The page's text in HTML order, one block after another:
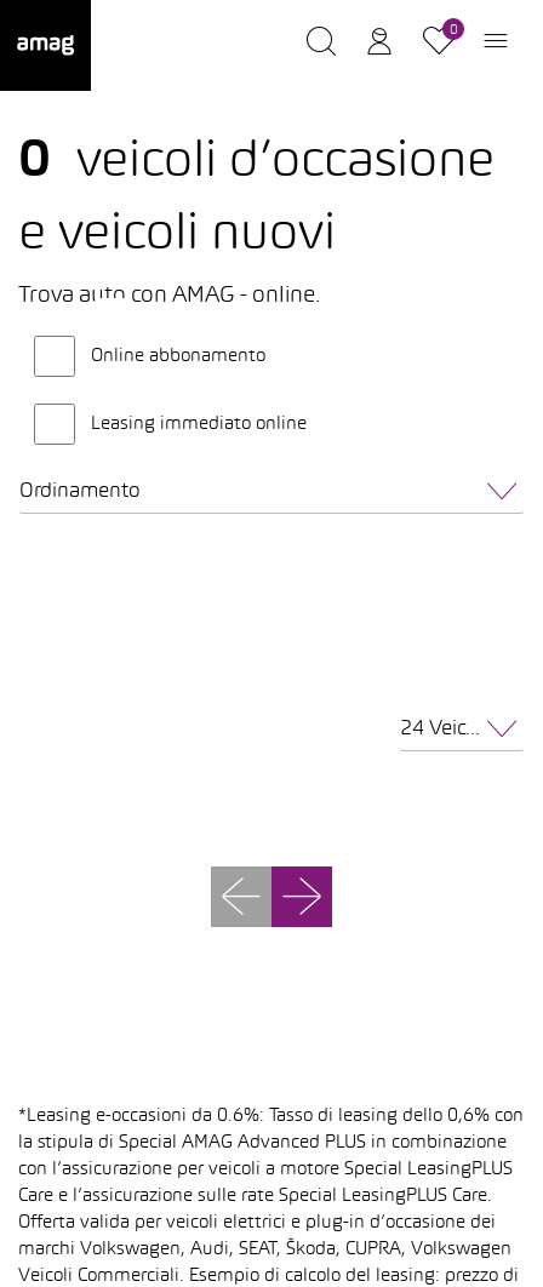
0
0 veicoli d’occasione
e veicoli nuovi
Trova auto con AMAG - online.
Online abbonamento
Leasing immediato online
Ordinamento
24 Veicoli per pagina
*Leasing e-occasioni da 0.6%: Tasso di leasing dello 0,6% con
la stipula di Special AMAG Advanced PLUS in combinazione
con l’assicurazione per veicoli a motore Special LeasingPLUS
Care e l’assicurazione sulle rate Special LeasingPLUS Care.
Offerta valida per veicoli elettrici e plug-in d’occasione dei
marchi Volkswagen, Audi, SEAT, Škoda, CUPRA, Volkswagen
Veicoli Commerciali. Esempio di calcolo del leasing: prezzo di